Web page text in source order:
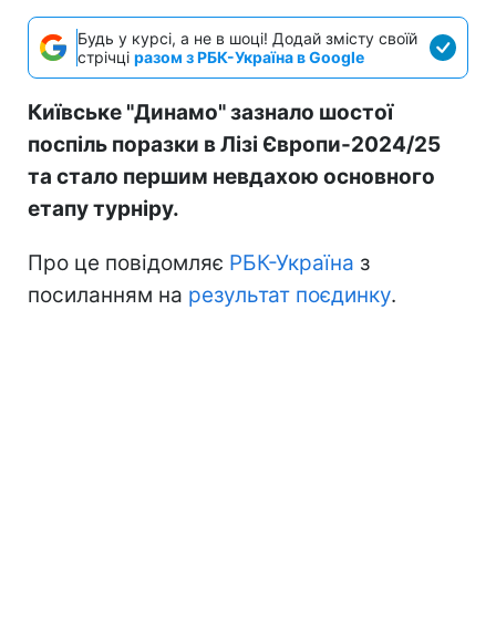
Будь у курсі, а не в шоці! Додай змісту своїй
стрічці разом з РБК-Україна в Google
Київське "Динамо" зазнало шостої
поспіль поразки в Лізі Європи-2024/25
та стало першим невдахою основного
етапу турніру.
Про це повідомляє РБК-Україна з
посиланням на результат поєдинку.